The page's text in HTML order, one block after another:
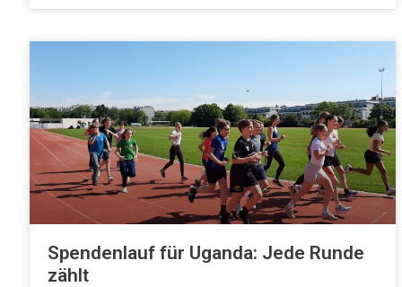
Spendenlauf für Uganda: Jede Runde
zählt